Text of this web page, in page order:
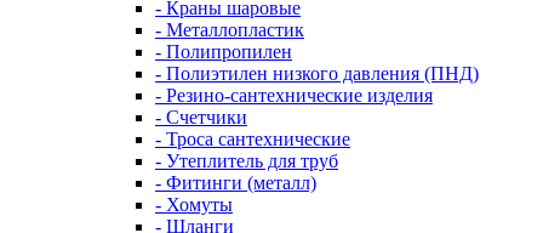
- Краны шаровые
- Металлопластик
- Полипропилен
- Полиэтилен низкого давления (ПНД)
- Резино-сантехнические изделия
- Счетчики
- Троса сантехнические
- Утеплитель для труб
- Фитинги (металл)
- Хомуты
- Шланги